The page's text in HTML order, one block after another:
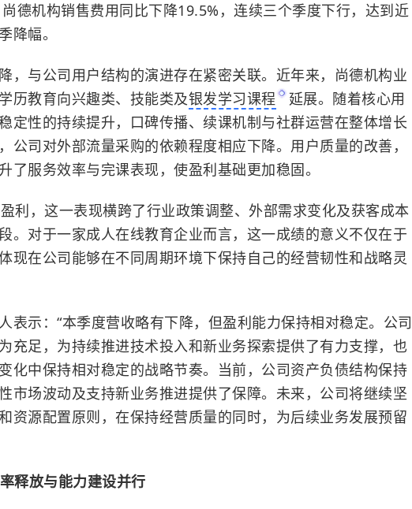
德机构销售费用同比下降19.5%，连续三个季度下行，达到近
降幅。
，与公司用户结构的演进存在紧密关联。近年来，尚德机构业
历教育向兴趣类、技能类及银发学习课程
延展。随着核心用
定性的持续提升，口碑传播、续课机制与社群运营在整体增长
公司对外部流量采购的依赖程度相应下降。用户质量的改善，
了服务效率与完课表现，使盈利基础更加稳固。
利，这一表现横跨了行业政策调整、外部需求变化及获客成本
。对于一家成人在线教育企业而言，这一成绩的意义不仅在于
现在公司能够在不同周期环境下保持自己的经营韧性和战略灵
表示：“本季度营收略有下降，但盈利能力保持相对稳定。公司
充足，为持续推进技术投入和新业务探索提供了有力支撑，也
化中保持相对稳定的战略节奏。当前，公司资产负债结构保持
市场波动及支持新业务推进提供了保障。未来，公司将继续坚
资源配置原则，在保持经营质量的同时，为后续业务发展预留
释放与能力建设并行